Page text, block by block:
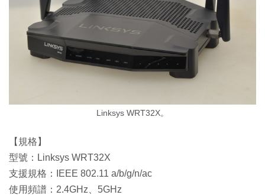
Linksys WRT32X。
【規格】
型號：Linksys WRT32X
支援規格：IEEE 802.11 a/b/g/n/ac
使用頻譜：2.4GHz、5GHz